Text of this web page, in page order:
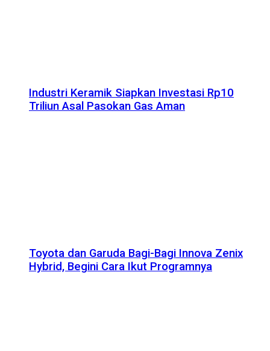
Industri Keramik Siapkan Investasi Rp10
Triliun Asal Pasokan Gas Aman
Toyota dan Garuda Bagi-Bagi Innova Zenix
Hybrid, Begini Cara Ikut Programnya